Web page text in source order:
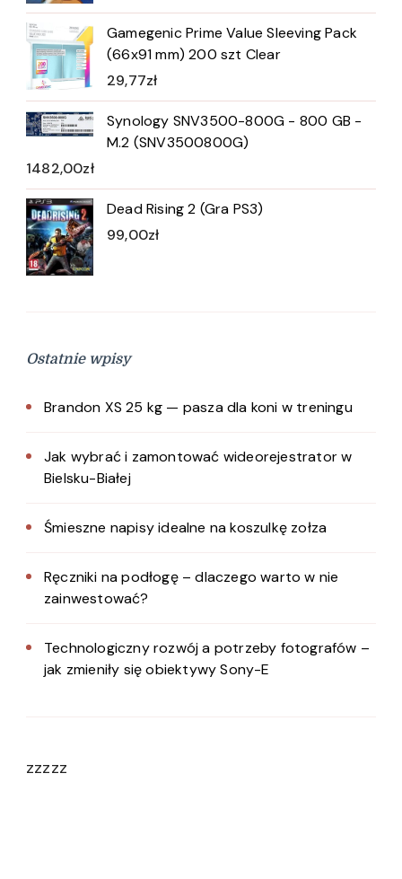
Gamegenic Prime Value Sleeving Pack
(66x91 mm) 200 szt Clear
29,77zł
Synology SNV3500-800G - 800 GB -
M.2 (SNV3500800G)
1482,00zł
Dead Rising 2 (Gra PS3)
99,00zł
Ostatnie wpisy
Brandon XS 25 kg — pasza dla koni w treningu
Jak wybrać i zamontować wideorejestrator w
Bielsku-Białej
Śmieszne napisy idealne na koszulkę zołza
Ręczniki na podłogę – dlaczego warto w nie
zainwestować?
Technologiczny rozwój a potrzeby fotografów –
jak zmieniły się obiektywy Sony-E
zzzzz